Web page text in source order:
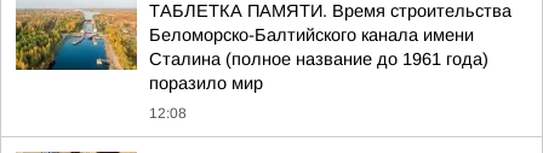
ТАБЛЕТКА ПАМЯТИ. Время строительства
Беломорско-Балтийского канала имени
Сталина (полное название до 1961 года)
поразило мир
12:08